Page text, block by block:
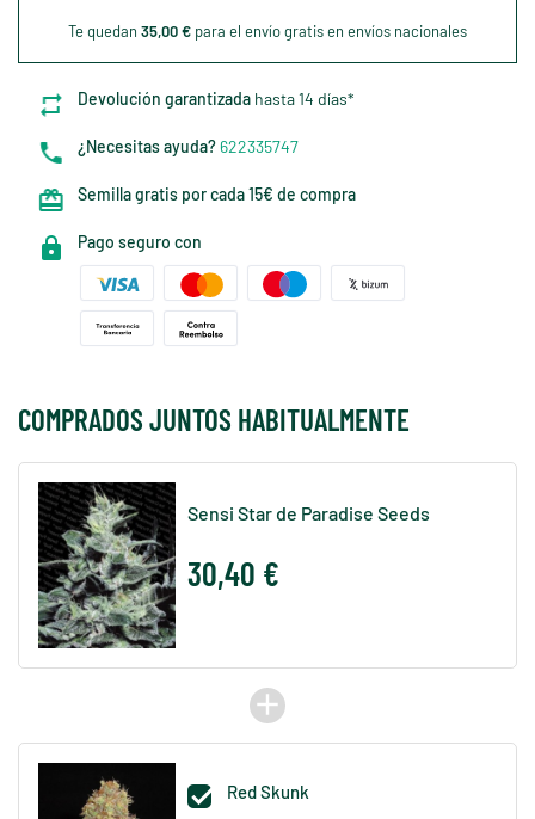
Te quedan 35,00 € para el envío gratis en envíos nacionales
Devolución garantizada hasta 14 días*
¿Necesitas ayuda?622335747
Semilla gratis por cada 15€ de compra
Pago seguro con
COMPRADOS JUNTOS HABITUALMENTE
Sensi Star de Paradise Seeds
30,40 €
add
 Red Skunk